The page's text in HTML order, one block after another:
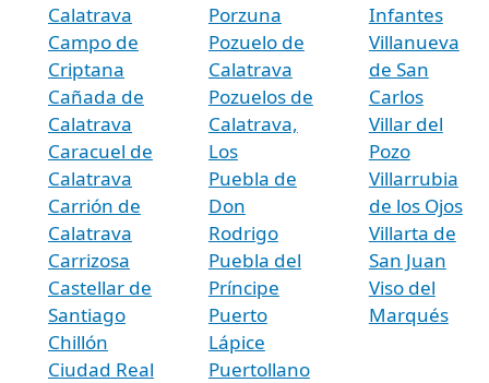
Calatrava
Campo de
Criptana
Cañada de
Calatrava
Caracuel de
Calatrava
Carrión de
Calatrava
Carrizosa
Castellar de
Santiago
Chillón
Ciudad Real
Porzuna
Pozuelo de
Calatrava
Pozuelos de
Calatrava,
Los
Puebla de
Don
Rodrigo
Puebla del
Príncipe
Puerto
Lápice
Puertollano
Infantes
Villanueva
de San
Carlos
Villar del
Pozo
Villarrubia
de los Ojos
Villarta de
San Juan
Viso del
Marqués